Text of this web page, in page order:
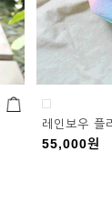
레인보우 플
55,000원